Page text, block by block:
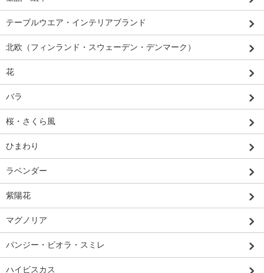
テーブルウエア・インテリアブランド
北欧（フィンランド・スウェーデン・デンマーク）
花
バラ
桜・さくら風
ひまわり
ラベンダー
紫陽花
マグノリア
パンジー・ビオラ・スミレ
ハイビスカス